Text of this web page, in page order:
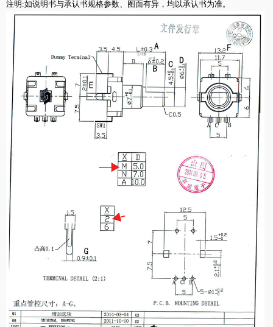
注明:如说明书与承认书规格参数、图面有异，均以承认书为准。